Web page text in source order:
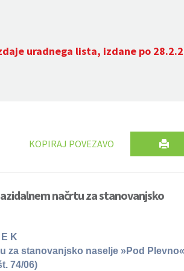
uradnega lista, izdane po
KOPIRAJ POVEZAVO
načrtu za stanovanjsko
E K
za stanovanjsko naselje »Pod Plevno«
74/06)